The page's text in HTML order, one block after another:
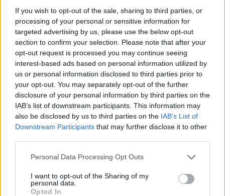
If you wish to opt-out of the sale, sharing to third parties, or
processing of your personal or sensitive information for
targeted advertising by us, please use the below opt-out
section to confirm your selection. Please note that after your
opt-out request is processed you may continue seeing
interest-based ads based on personal information utilized by
us or personal information disclosed to third parties prior to
your opt-out. You may separately opt-out of the further
disclosure of your personal information by third parties on the
IAB’s list of downstream participants. This information may
also be disclosed by us to third parties on the IAB’s List of
Downstream Participants that may further disclose it to other
Personal Data Processing Opt Outs
I want to opt-out of the Sharing of my
personal data.
Opted In
Il tuo Mac ora può eseguire Crysis
Pronto per la battaglia finale sul tuo Mac? Per un tempo limitato
puoi ottenere una copia di Crysis Remastered gratuitamente con
alcuniabbonamenti GeForce NOW. Acquistando un abbonamento
Priority di sei mesi o il nuovo abbonamento GeForce NOW RTX
3080 si ottiene un codice riscattabile gratuitamente per Crysis
Remastered sull’Epic Games Store. Si applicano termini e condizioni.
E-mail